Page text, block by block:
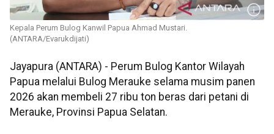
Kepala Perum Bulog Kanwil Papua Ahmad Mustari.
(ANTARA/Evarukdijati)
Jayapura (ANTARA) - Perum Bulog Kantor Wilayah
Papua melalui Bulog Merauke selama musim panen
2026 akan membeli 27 ribu ton beras dari petani di
Merauke, Provinsi Papua Selatan.